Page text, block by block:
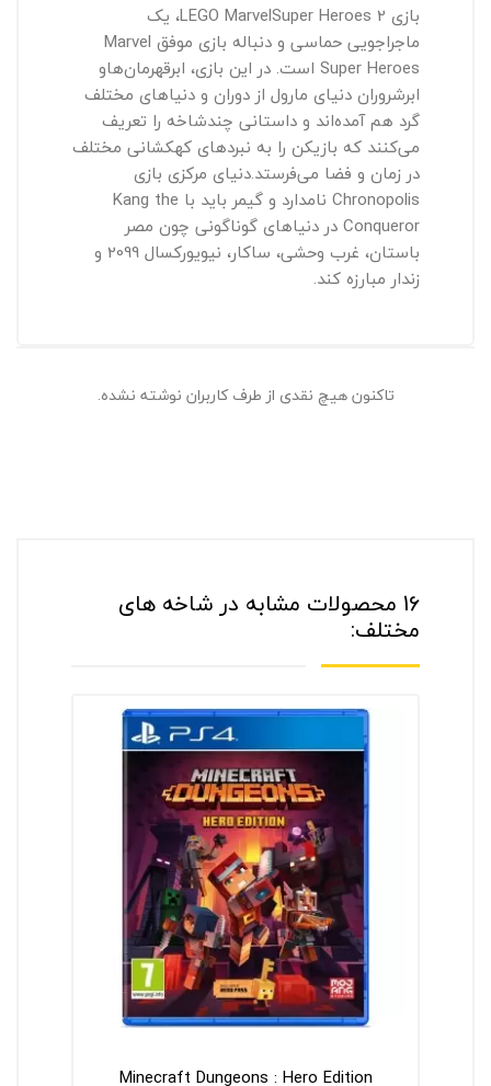
بازی LEGO MarvelSuper Heroes 2، یک
ماجراجویی حماسی و دنباله بازی موفق Marvel
Super Heroes است. در این بازی، ابرقهرمان‌هاو
ابرشروران دنیای مارول از دوران و دنیاهای مختلف
گرد هم آمده‌اند و داستانی چندشاخه را تعریف
می‌کنند که بازیکن را به نبردهای کهکشانی مختلف
در زمان و فضا می‌فرستد.دنیای مرکزی بازی
Chronopolis نامدارد و گیمر باید با Kang the
Conquerorدر دنیاهای گوناگونی چون مصر
باستان، غرب وحشی، ساکار، نیویورکسال 2099 و
زندار مبارزه کند.
تاکنون هیچ نقدی از طرف کاربران نوشته نشده.
16 محصولات مشابه در شاخه های
مختلف:
Minecraft Dungeons : Hero Edition